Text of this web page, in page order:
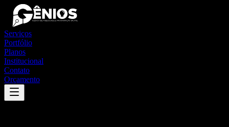
Serviços
Portfólio
Planos
Institucional
Contato
Orçamento